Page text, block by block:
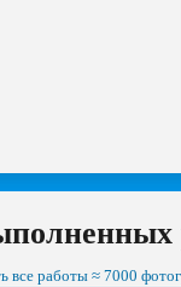
все работы ≈ 7000